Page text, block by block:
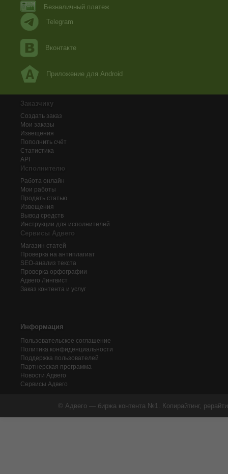
Безналичный платеж
Telegram
Вконтакте
Приложение для Android
Заказчику
Создать заказ
Мои заказы
Извещения
Пополнить счёт
Статистика
API
Исполнителю
Работа онлайн
Мои работы
Продать статью
Извещения
Вывод средств
Инструкции для исполнителей
Сервисы Адвего
Магазин статей
Проверка на антиплагиат
SEO-анализ текста
Проверка орфографии
Адвего Лингвист
Заказ контента и услуг
Информация
Пользовательское соглашение
Политика конфиденциальности
Поддержка пользователей
Партнерская программа
Новости Адвего
Сервисы Адвего
© Адвего — биржа контента №1. Копирайтинг,